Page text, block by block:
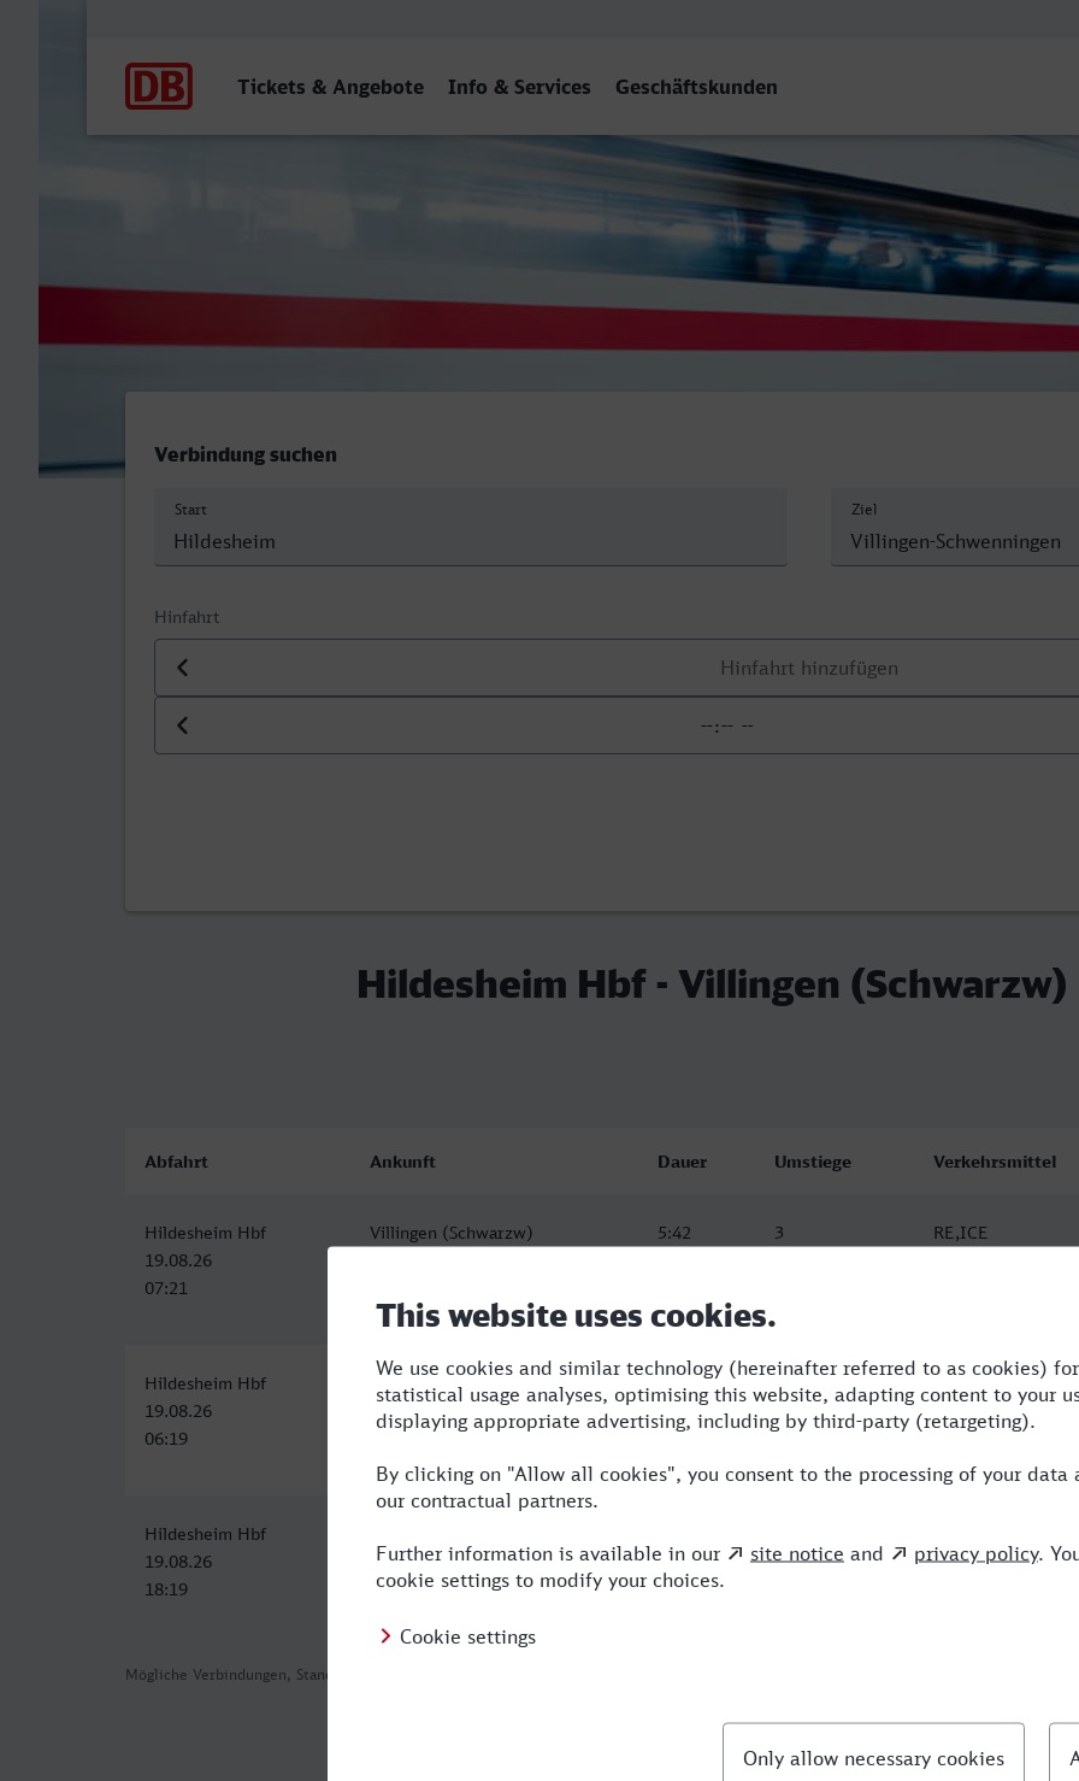
Tickets & Angebote Info & Services Geschäftskunden
Hildesheim Hbf - Villingen (Schwarzw)
Verbindung suchen
Start Ziel
Hinfahrt
Datum der Hinfahrt
Uhrzeit der Hinfahrt
Hildesheim Hbf - Villingen (Schwarzw)
Mögliche Verbindungen, Stand: 2026-08-05 15:36
Abfahrt Ankunft Dauer Umstiege Verkehrsmittel
Hildesheim Hbf
19.08.26
07:21
Villingen (Schwarzw)
5:42 3 RE,ICE
Hildesheim Hbf
19.08.26
06:19
Villingen (Schwarzw)
19.08.26
12:04
1
Hildesheim Hbf
19.08.26
18:19
20.08.26
00:36